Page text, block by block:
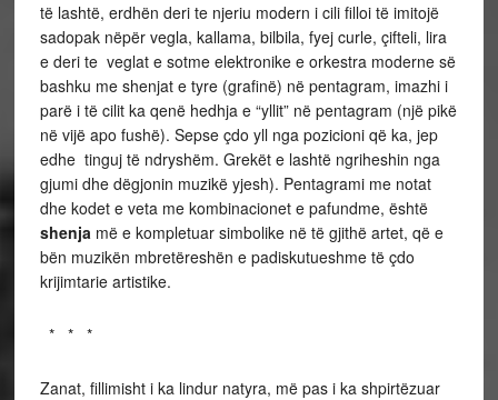
të lashtë, erdhën deri te njeriu modern i cili filloi të imitojë
sadopak nëpër vegla, kallama, bilbila, fyej curle, çifteli, lira
e deri te veglat e sotme elektronike e orkestra moderne së
bashku me shenjat e tyre (grafinë) në pentagram, imazhi i
parë i të cilit ka qenë hedhja e “yllit” në pentagram (një pikë
në vijë apo fushë). Sepse çdo yll nga pozicioni që ka, jep
edhe tinguj të ndryshëm. Grekët e lashtë ngriheshin nga
gjumi dhe dëgjonin muzikë yjesh). Pentagrami me notat
dhe kodet e veta me kombinacionet e pafundme, është
shenjamë e kompletuar simbolike në të gjithë artet, që e
bën muzikën mbretëreshën e padiskutueshme të çdo
krijimtarie artistike.
* * *
Zanat, fillimisht i ka lindur natyra, më pas i ka shpirtëzuar